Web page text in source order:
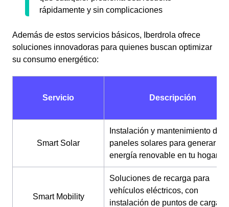
rápidamente y sin complicaciones
Además de estos servicios básicos, Iberdrola ofrece
soluciones innovadoras para quienes buscan optimizar
su consumo energético:
Servicio Descripción
Smart Solar
Instalación y mantenimiento de
paneles solares para generar
energía renovable en tu hogar.
Smart Mobility
Soluciones de recarga para
vehículos eléctricos, con
instalación de puntos de carga